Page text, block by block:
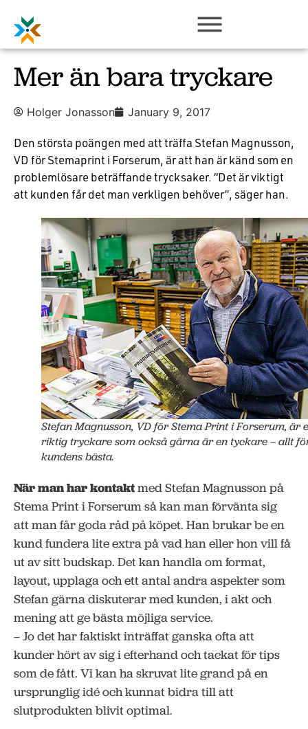
Mer än bara tryckare
Holger Jonasson January 9, 2017
Den största poängen med att träffa Stefan Magnusson,
VD för Stemaprint i Forserum, är att han är känd som en
problemlösare beträffande trycksaker. “Det är viktigt
att kunden får det man verkligen behöver”, säger han.
Stefan Magnusson, VD för Stema Print i Forserum, är
riktig tryckare som också gärna är en tyckare – allt
kundens bästa.
När man har kontaktmed Stefan Magnusson på
Stema Print i Forserum så kan man förvänta sig
att man får goda råd på köpet. Han brukar be en
kund fundera lite extra på vad han eller hon vill få
ut av sitt budskap. Det kan handla om format,
layout, upplaga och ett antal andra aspekter som
Stefan gärna diskuterar med kunden, i akt och
mening att ge bästa möjliga service.
– Jo det har faktiskt inträffat ganska ofta att
kunder hört av sig i efterhand och tackat för tips
som de fått. Vi kan ha skruvat lite grand på en
ursprunglig idé och kunnat bidra till att
slutprodukten blivit optimal.